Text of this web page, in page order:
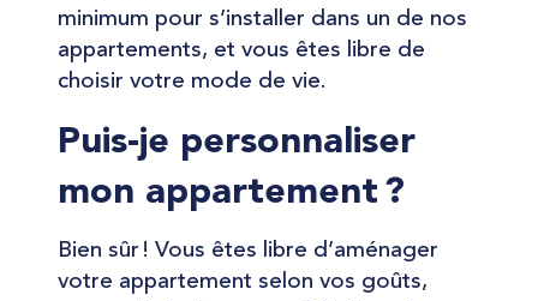
minimum pour s’installer dans un de nos
appartements, et vous êtes libre de
choisir votre mode de vie.
Puis-je personnaliser
mon appartement ?
Bien sûr ! Vous êtes libre d’aménager
votre appartement selon vos goûts,